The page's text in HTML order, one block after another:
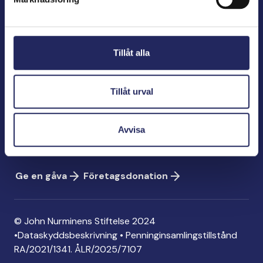
Tillåt alla
Tillåt urval
Avvisa
John Nurminens Stiftelse
Bölegatan 2
info@jnfoundation.fi
Konto: FI06 1214 3000 1122 96
MobilePay: 74792
Ge en gåva
Företagsdonation
© John Nurminens Stiftelse 2024
•Dataskyddsbeskrivning • Penninginsamlingstillstånd
RA/2021/1341. ÅLR/2025/7107